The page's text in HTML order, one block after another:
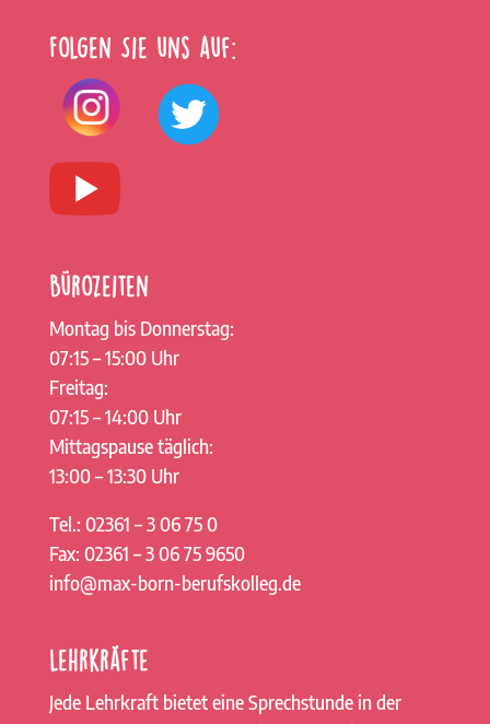
Folgen Sie uns auf:
Bürozeiten
Montag bis Donnerstag:
07:15 – 15:00 Uhr
Freitag:
07:15 – 14:00 Uhr
Mittagspause täglich:
13:00 – 13:30 Uhr
Tel.: 02361 – 3 06 75 0
Fax: 02361 – 3 06 75 9650
info@max-born-berufskolleg.de
Lehrkräfte
Jede Lehrkraft bietet eine Sprechstunde in der